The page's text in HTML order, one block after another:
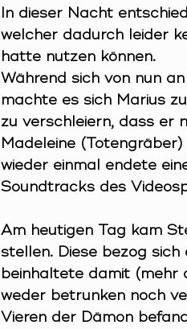
In dieser Nacht
welcher dadurch leider
hatte nutzen können.
Während sich von nun
machte es sich Marius
zu verschleiern, dass er
Madeleine
wieder einmal endete
Soundtracks des
Am heutigen Tag kam
stellen. Diese bezog
beinhaltete damit (mehr
weder betrunken noch
Vieren der Dämon